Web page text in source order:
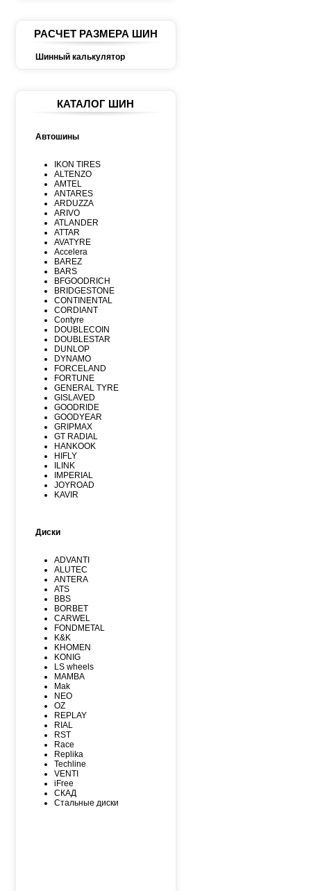
РАСЧЕТ РАЗМЕРА ШИН
Шинный калькулятор
КАТАЛОГ ШИН
Автошины
IKON TIRES
ALTENZO
AMTEL
ANTARES
ARDUZZA
ARIVO
ATLANDER
ATTAR
AVATYRE
Accelera
BAREZ
BARS
BFGOODRICH
BRIDGESTONE
CONTINENTAL
CORDIANT
Contyre
DOUBLECOIN
DOUBLESTAR
DUNLOP
DYNAMO
FORCELAND
FORTUNE
GENERAL TYRE
GISLAVED
GOODRIDE
GOODYEAR
GRIPMAX
GT RADIAL
HANKOOK
HIFLY
ILINK
IMPERIAL
JOYROAD
KAVIR
LAUFENN
MARSHAL
MATADOR
MAXXIS
MICHELIN
MIRAGE
NEXEN
NITTO
NOKIAN
NOKIAN NORDMAN
Nordman Nordman
ONYX
PACE
PIRELLI
PIRELLI Formula
ROADCRUZA
ROADKING
ROADMARCH
ROADSTONE
ROTALLA
SAILUN
SATOYA
SONIX
SUNFULL
TIGAR
TORERO
TORQUE
Диски
ADVANTI
ALUTEC
ANTERA
ATS
BBS
BORBET
CARWEL
FONDMETAL
K&K
KHOMEN
KONIG
LS wheels
MAMBA
Mak
NEO
OZ
REPLAY
RIAL
RST
Race
Replika
Techline
VENTI
iFree
СКАД
Стальные диски